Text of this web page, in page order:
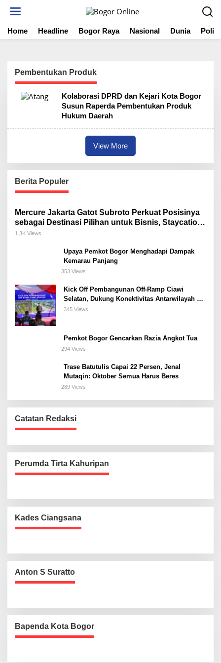
t
Home Headline Bogor Raya Nasional Dunia
Pembentukan Produk
Kolaborasi DPRD dan Kejari Kota Bogor
Susun Raperda Pembentukan Produk
Hukum Daerah
View More
Berita Populer
Mercure Jakarta Gatot Subroto Perkuat Posisinya
sebagai Destinasi Pilihan untuk Bisnis, Staycation,
Meeting, dan Kuliner di Jakarta Selatan
1.3K Views
Upaya Pemkot Bogor Menghadapi Dampak
Kemarau Panjang
353 Views
Kick Off Pembangunan Off-Ramp Ciawi
Selatan, Dukung Konektivitas Antarwilayah di
Bogor Selatan
345 Views
Pemkot Bogor Gencarkan Razia Angkot Tua
294 Views
Trase Batutulis Capai 22 Persen, Jenal
Mutaqin: Oktober Semua Harus Beres
289 Views
Catatan Redaksi
Perumda Tirta Kahuripan
Kades Ciangsana
Anton S Suratto
Bapenda Kota Bogor